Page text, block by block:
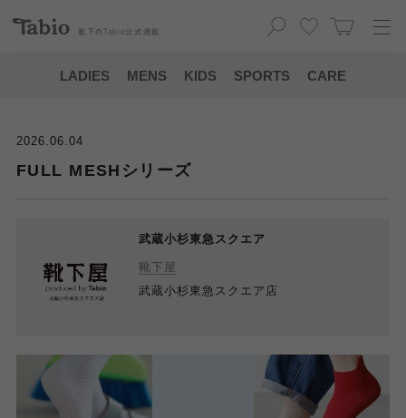
靴下の Tabio 公式通販
LADIES MENS KIDS SPORTS CARE
2026.06.04
FULL MESHシリーズ
武蔵小杉東急スクエア
靴下屋
武蔵小杉東急スクエア店